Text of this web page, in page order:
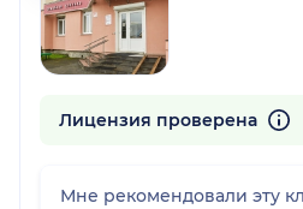
Лицензия проверена
Мне рекомендовали эту